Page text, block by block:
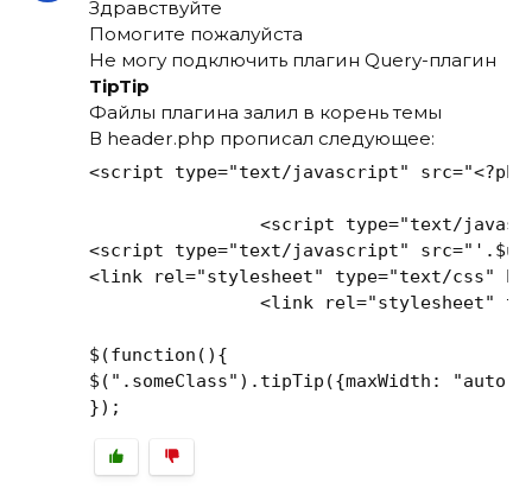
Здравствуйте
Помогите пожалуйста
Не могу подключить плагин Query-плагин
TipTip
Файлы плагина залил в корень темы
В header.php прописал следующее:
<script type="text/javascript"
<script type="text/javascript"
<link rel="stylesheet" type="text/css"
$(function(){
$(".someClass").tipTip({maxWidth:
});